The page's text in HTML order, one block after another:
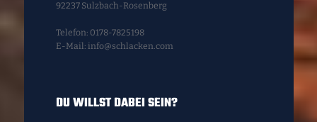
92237 Sulzbach-Rosenberg
Telefon: 0178-7825198
E-Mail: info@schlacken.com
DU WILLST DABEI SEIN?